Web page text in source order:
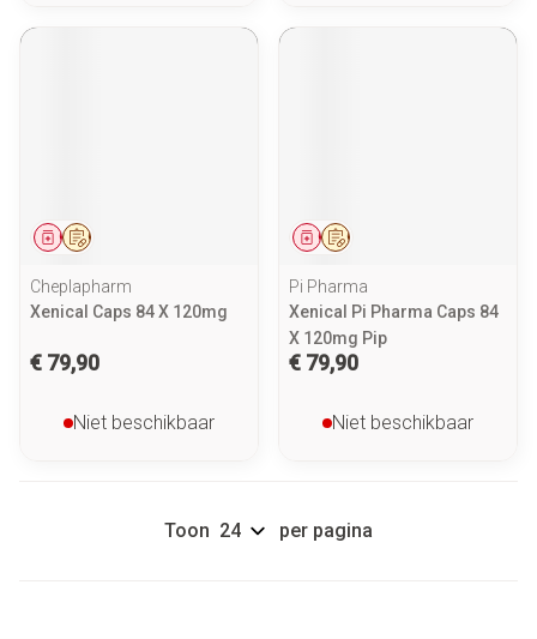
Op voorschrift
Geneesmiddel
Cheplapharm
Xenical Caps 84 X 120mg
€ 79,90
Niet beschikbaar
Op voorschrift
Geneesmiddel
Pi Pharma
Xenical Pi Pharma Caps 84
X 120mg Pip
€ 79,90
Niet beschikbaar
Toon per pagina